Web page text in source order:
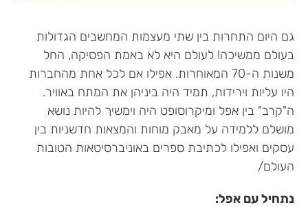
גם היום התחרות בין שתי מעצמות המחשבים הגדולות
בעולם ממשיכה! לעולם היא לא באמת הפסיקה, החל
משנות ה-70 המאוחרות. אפילו אם לכל אחת מהחברות
היו עליות וירידות, תמיד היה ביניהן את המתח באוויר.
ה"קרב" בין אפל ומיקרוסופט היה וימשיך להיות נושא
מושלם ללמידה על מאבק מוחות והמצאות חדשניות בין
עסקים ואפילו לכתיבת ספרים באוניברסיטאות הטובות
העולם/
נתחיל עם אפל: